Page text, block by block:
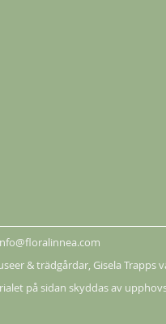
& trädgårdar, Gisela Trapps
på sidan skyddas av